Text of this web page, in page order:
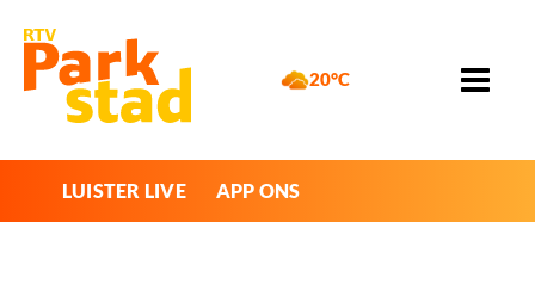
20°C
LUISTER LIVE APP ONS